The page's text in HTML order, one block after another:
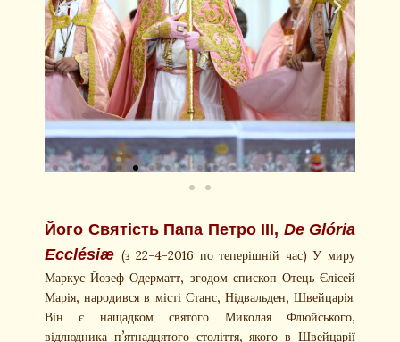
Його Святість Папа Петро III, De Glória
Ecclésiæ (з 22-4-2016 по теперішній час)У миру
Маркус Йозеф Одерматт, згодом єпископ Отець Єлісей
Марія, народився в місті Станс, Нідвальден, Швейцарія.
Він є нащадком святого Миколая Флюйського,